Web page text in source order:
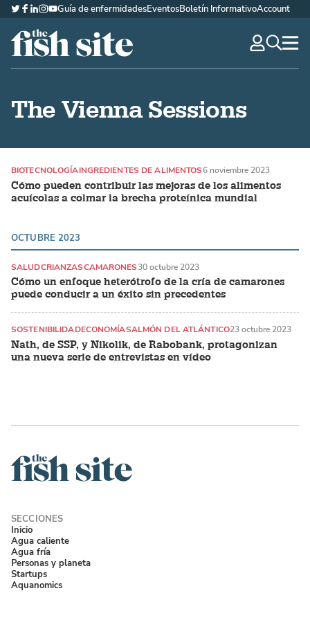
The Fish Site Española
Twitter
Facebook
LinkedIn
Instagram
YouTube
Guía de enfermidadesEventosBoletín InformativoAccount
The Vienna Sessions
Cómo pueden contribuir las mejoras de los alimentos
acuícolas a colmar la brecha proteínica mundial
BIOTECNOLOGÍAINGREDIENTES DE ALIMENTOS6 noviembre 2023
OCTUBRE 2023
Cómo un enfoque heterótrofo de la cría de camarones
puede conducir a un éxito sin precedentes
SALUDCRIANZASCAMARONES30 octubre 2023
Nath, de SSP, y Nikolik, de Rabobank, protagonizan
una nueva serie de entrevistas en vídeo
SOSTENIBILIDADECONOMÍASALMÓN DEL ATLÁNTICO23 octubre 2023
Inicio
Agua caliente
Agua fría
Personas y planeta
Startups
Aquanomics